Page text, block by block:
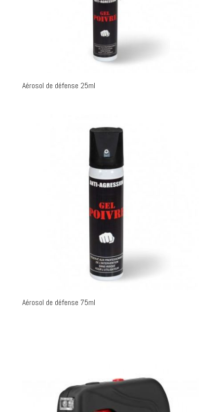
Aérosol de défense 25ml
Aérosol de défense 75ml